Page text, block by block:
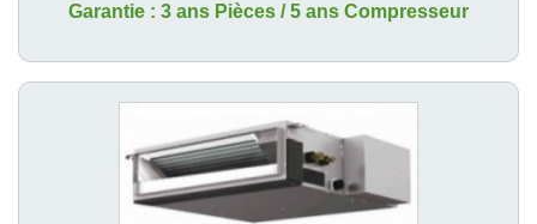
Garantie : 3 ans Pièces / 5 ans Compresseur